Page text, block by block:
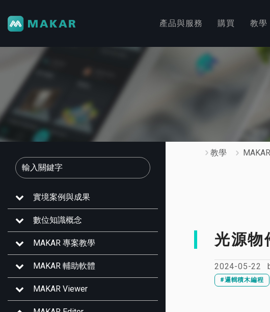
產品與服務 購買 教學
實境案例與成果
數位知識概念
MAKAR 專案教學
MAKAR 輔助軟體
MAKAR Viewer
教學
光源物
2024-05-22
#邏輯積木編程